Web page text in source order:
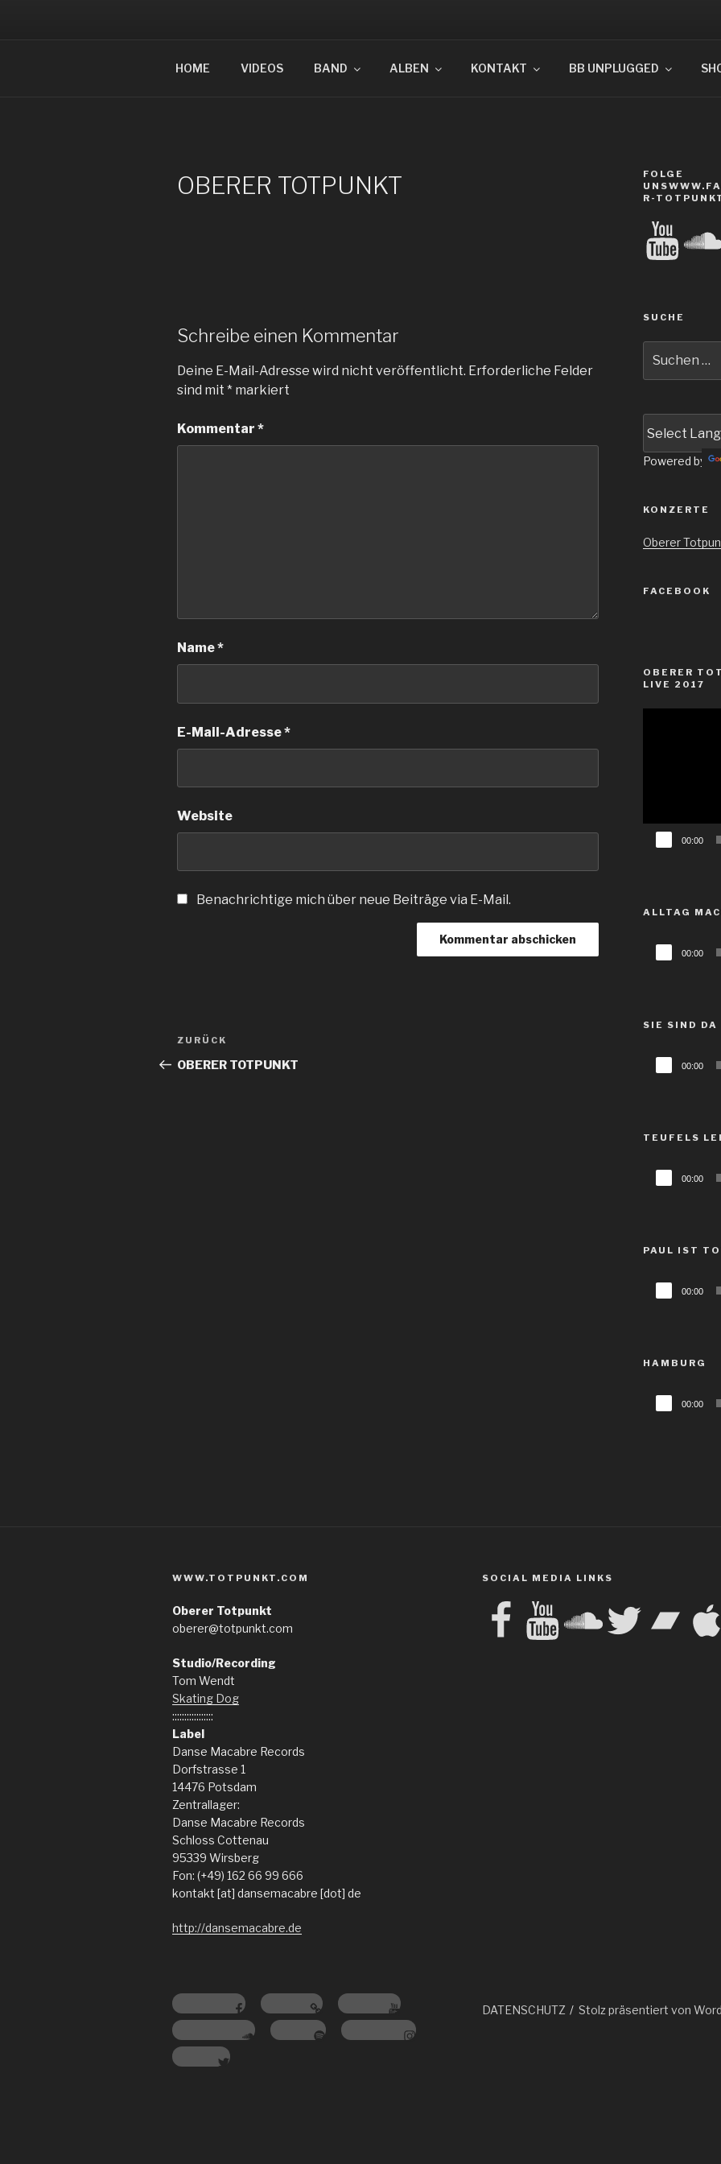
OBERER TOTPUNKT
HOME VIDEOS BAND ALBEN KONTAKT BB UNPLUGGED
OBERER TOTPUNKT
Schreibe einen Kommentar
Deine E-Mail-Adresse wird nicht veröffentlicht. Erforderliche Felder
sind mit * markiert
Kommentar *
Name*
E-Mail-Adresse*
Website
Benachrichtige mich über neue Beiträge via E-Mail.
Beitragsnavigation
Vorheriger
Beitrag
ZURÜCK
OBERER TOTPUNKT
FOLGE
R-
YouTube
SUCHE
nach:
Powered by
KONZERTE
Oberer
FACEBOOK
OBERER
LIVE 2017
00:00
ALLTAG
Audio-
Player
00:00
SIE SIND DA
Audio-
Player
00:00
TEUFELS
Audio-
Player
00:00
PAUL IST
Audio-
Player
00:00
HAMBURG
Audio-
Player
00:00
WWW.TOTPUNKT.COM
Oberer Totpunkt
oberer@totpunkt.com
Studio/Recording
Tom Wendt
Skating Dog
:::::::::::::::::
Label
Danse Macabre Records
Dorfstrasse 1
14476 Potsdam
Zentrallager:
Danse Macabre Records
Schloss Cottenau
95339 Wirsberg
Fon: (+49) 162 66 99 666
kontakt [at] dansemacabre [dot] de
http://dansemacabre.de
SOCIAL MEDIA LINKS
FacebookYouTube SoundCloud
Twitter Apple
Facebook Amazon
Youtube
Soundcloud
Spotify
Instagram
Twitter
DATENSCHUTZ Stolz präsentiert von